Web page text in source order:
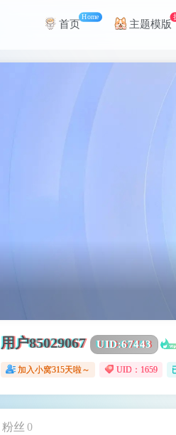
首页
Home
主题模版
用户85029067 UID:67443
加入小窝315天啦～ UID：1659
粉丝 0